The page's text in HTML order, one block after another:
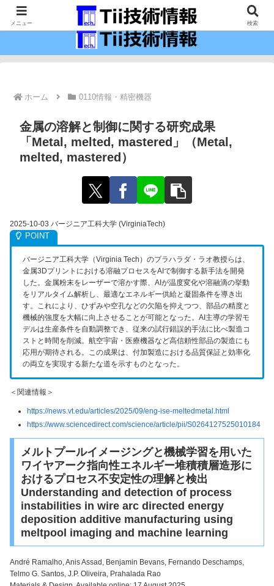
最新の科学技術の情報インフラ。
ホーム 0110情報・精密機器
金属の溶解と制御に関する研究成果
「Metal, melted, mastered」（Metal,
melted, mastered）
2025-10-03 バージニア工科大学 (VirginiaTech)
W
要
約
の
発
言
：
バージニア工科大学（Virginia Tech）のプラハラダ・ラオ教授らは、
金属3Dプリントにおける溶融プロセスをAIで制御する新手法を開発
した。金属粉末をレーザーで溶かす際、AIが温度変化や溶融滴の挙動
をリアルタイム解析し、最適なエネルギー供給と凝固条件を導き出
す。これにより、ひずみや空孔などの欠陥を抑えつつ、部品の精度と
機械的強度を大幅に向上させることが可能となった。AI主導の学習モ
デルは生産条件を自動調整でき、従来の試行錯誤的手法に比べ製造コ
ストと時間を削減。航空宇宙・医療機器など高信頼性部品の製造にも
応用が期待される。この成果は、付加製造における品質保証と効率化
の両立を実現する新たな道を示すものとなった。
＜関連情報＞
https://news.vt.edu/articles/2025/09/eng-ise-meltedmetal.html
https://www.sciencedirect.com/science/article/pii/S0264127525010184
メルトプールイメージングと機械学習を用いた
ワイヤアーク指向性エネルギー堆積積層造形に
おけるプロセス不安定性の理解と検出
Understanding and detection of process
instabilities in wire arc directed energy
deposition additive manufacturing using
meltpool imaging and machine learning
André Ramalho, Anis Assad, Benjamin Bevans, Fernando Deschamps,
Telmo G. Santos, J.P. Oliveira, Prahalada Rao
メニュー 検索